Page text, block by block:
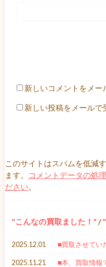
新しいコメントをメー
新しい投稿をメールで
このサイトはスパムを低減
ます。
コメントデータの処
ださい
こんなの買取ました！ /
2025.12.01 ■買取させてい
2025.11.21 ■本、買取情報